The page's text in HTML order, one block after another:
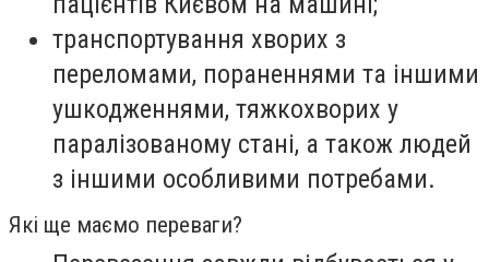
транспортування хворих з
переломами, пораненнями та іншими
ушкодженнями, тяжкохворих у
паралізованому стані, а також людей
з іншими особливими потребами.
Які ще маємо переваги?